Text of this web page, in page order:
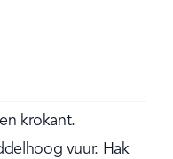
krokant.
vuur. Hak